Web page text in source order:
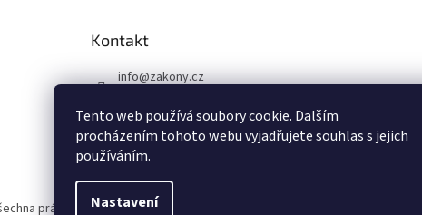
Tento web používá soubory cookie. Dalším
procházením tohoto webu vyjadřujete souhlas s jejich
používáním.
Nastavení
Kontakt
info@zakony.cz
práva vyhrazena.